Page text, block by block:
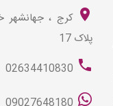
کرج ، جهانشهر
پلاک 17
02634410830